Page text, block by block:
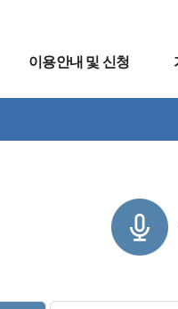
이용안내 및 신청